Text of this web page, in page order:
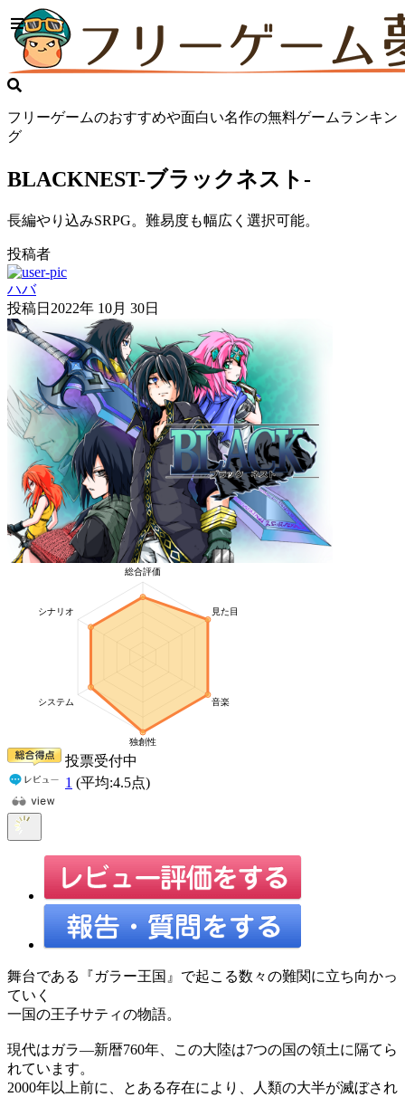
フリーゲームのおすすめや面白い名作の無料ゲームランキン
グ
BLACKNEST-ブラックネスト-
長編やり込みSRPG。難易度も幅広く選択可能。
投稿者
ハバ
投稿日 2022年 10月 30日
投票受付中
1 (平均:4.5点)
舞台である『ガラー王国』で起こる数々の難関に立ち向かっ
ていく
一国の王子サティの物語。
現代はガラ―新暦760年、この大陸は7つの国の領土に隔てら
れています。
2000年以上前に、とある存在により、人類の大半が滅ぼされ